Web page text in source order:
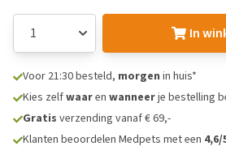
In
Voor 21:30 besteld, morgen in huis*
Kies zelfwaaren wanneerje bestelling
Gratis verzending vanaf € 69,-
Klanten beoordelen Medpets met een 4,6/